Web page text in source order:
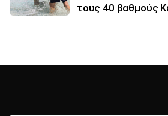
τους 40 βαθμούς